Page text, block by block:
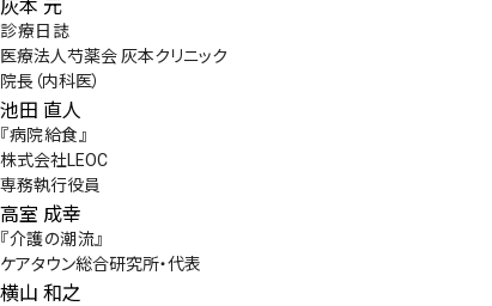
お知らせ
お問い合わせ
灰本 元
診療日誌
医療法人芍薬会 灰本クリニック
院長（内科医）
池田 直人
『病院給食』
株式会社LEOC
専務執行役員
高室 成幸
『介護の潮流』
ケアタウン総合研究所・代表
横山 和之